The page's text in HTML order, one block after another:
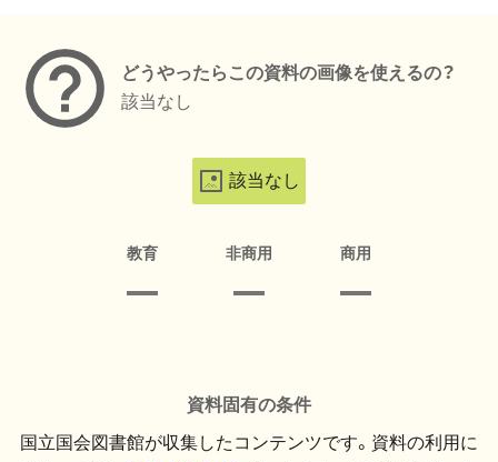
どうやったらこの資料の画像を使えるの？
該当なし
該当なし
教育 非商用 商用
資料固有の条件
国立国会図書館が収集したコンテンツです。資料の利用に